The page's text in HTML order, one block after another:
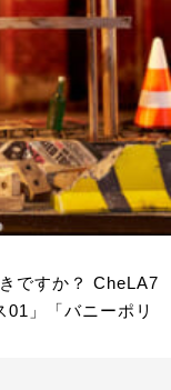
ですか？ CheLA7
」「バニーポリ